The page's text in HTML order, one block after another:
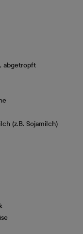
abgetropft
(z.B. Sojamilch)